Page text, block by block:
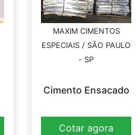
MAXIM CIMENTOS
ESPECIAIS / SÃO PAULO
- SP
Cimento Ensacado
Cotar agora